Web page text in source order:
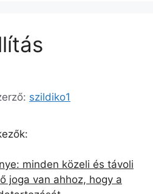
szildiko1
minden közeli és távoli
joga van ahhoz, hogy a